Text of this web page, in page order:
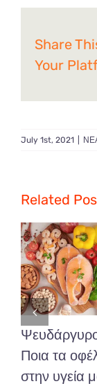
Share
Your
July 1st, 2021
Related
Ποια τα
στην υγεία